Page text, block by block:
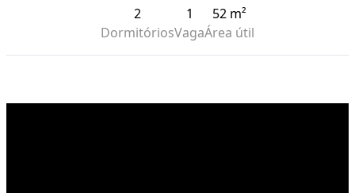
2
Dormitórios
1
Vaga
52 m²
Área útil